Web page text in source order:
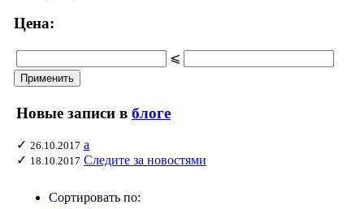
Цена:
⩽
Новые записи в блоге
✓ 26.10.2017 а
✓ 18.10.2017 Следите за новостями
Сортировать по: